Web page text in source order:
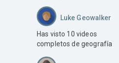
Luke Geowalker
Has visto 10 videos
completos de geografía